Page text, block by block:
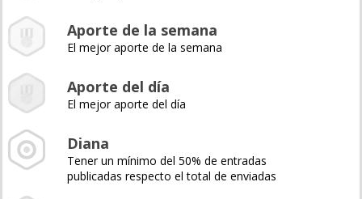
Aporte de la semana
El mejor aporte de la semana
Aporte del día
El mejor aporte del día
Diana
Tener un mínimo del 50% de entradas
publicadas respecto el total de enviadas